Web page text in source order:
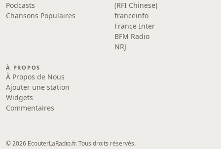
Podcasts
Chansons Populaires
(RFI Chinese)
franceinfo
France Inter
BFM Radio
NRJ
À PROPOS
À Propos de Nous
Ajouter une station
Widgets
Commentaires
© 2026 EcouterLaRadio.fr. Tous droits réservés.